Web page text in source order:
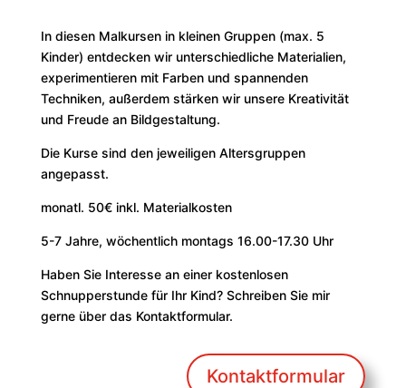
In diesen Malkursen in kleinen Gruppen (max. 5
Kinder) entdecken wir unterschiedliche Materialien,
experimentieren mit Farben und spannenden
Techniken, außerdem stärken wir unsere Kreativität
und Freude an Bildgestaltung.
Die Kurse sind den jeweiligen Altersgruppen
angepasst.
monatl. 50€ inkl. Materialkosten
5-7 Jahre, wöchentlich montags 16.00-17.30 Uhr
Haben Sie Interesse an einer kostenlosen
Schnupperstunde für Ihr Kind? Schreiben Sie mir
gerne über das Kontaktformular.
Kontaktformular